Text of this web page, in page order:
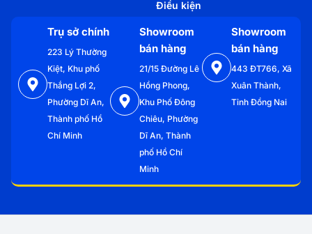
Điều kiện
Trụ sở chính
223 Lý Thường
Kiệt, Khu phố
Thắng Lợi 2,
Phường Dĩ An,
Thành phố Hồ
Chí Minh
Showroom
bán hàng
21/15 Đường Lê
Hồng Phong,
Khu Phố Đông
Chiêu, Phường
Dĩ An, Thành
phố Hồ Chí
Minh
Showroom
bán hàng
443 ĐT766, Xã
Xuân Thành,
Tỉnh Đồng Nai